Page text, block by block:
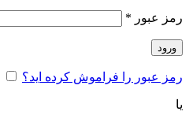
رمز عبور *
ورود
رمز عبور را فراموش کرده اید؟
یا